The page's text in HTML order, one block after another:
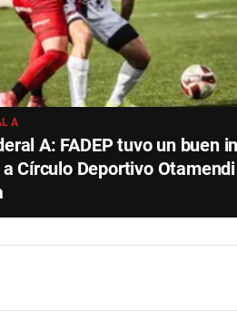
A
A: FADEP tuvo un buen
Círculo Deportivo